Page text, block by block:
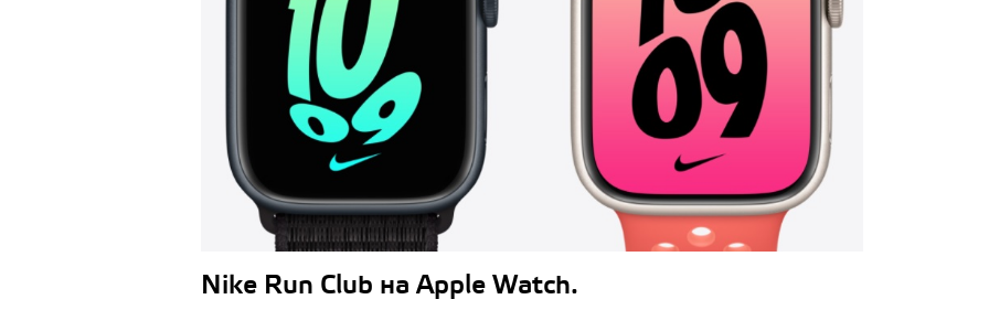
Nike Run Club на Apple Watch.